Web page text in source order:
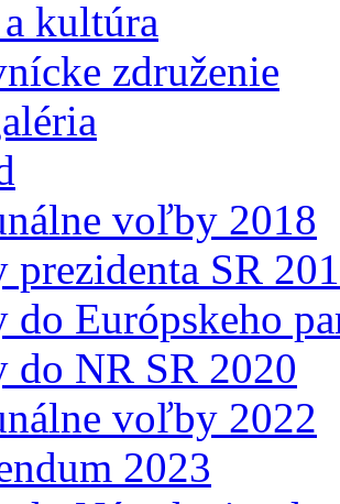
kultúra
združenie
voľby 2018
SR
Európskeho
do NR SR 2020
voľby 2022
2023